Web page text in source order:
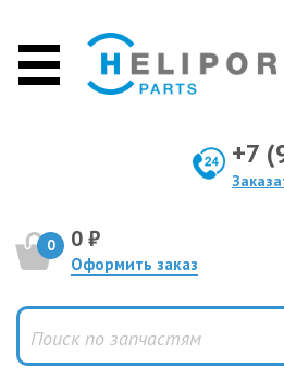
+7
0 0 ₽
Оформить заказ